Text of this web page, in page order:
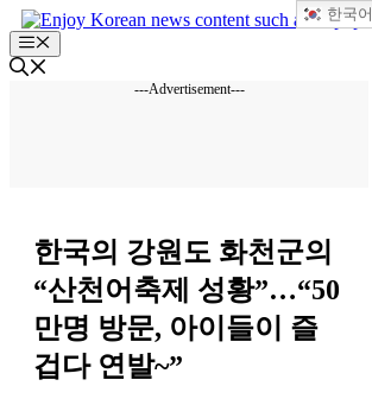
컨
텐
츠
Menu
---Advertisement---
한국의 강원도 화천군의
“산천어축제 성황”…“50
만명 방문, 아이들이 즐
겁다 연발~”
한국어